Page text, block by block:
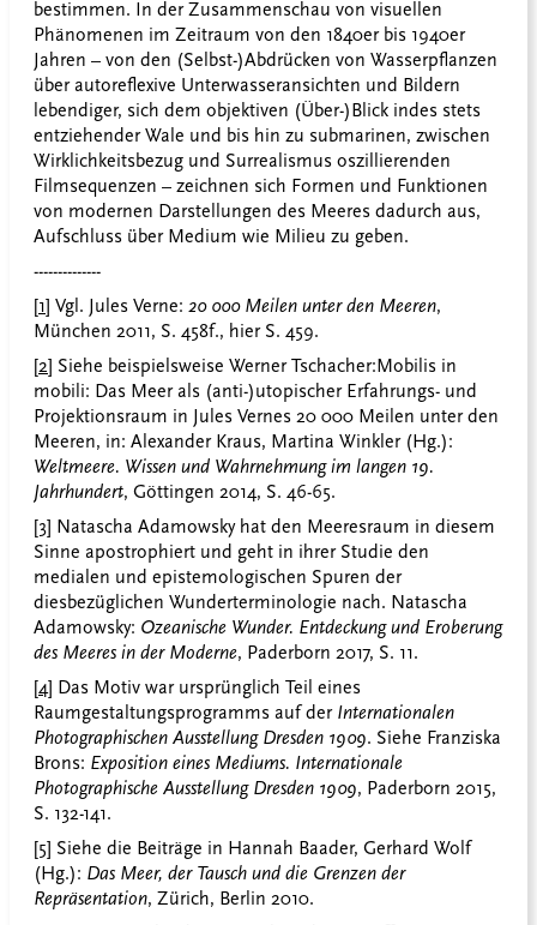
bestimmen. In der Zusammenschau von visuellen
Phänomenen im Zeitraum von den 1840er bis 1940er
Jahren – von den (Selbst-)Abdrücken von Wasserpflanzen
über autoreflexive Unterwasseransichten und Bildern
lebendiger, sich dem objektiven (Über-)Blick indes stets
entziehender Wale und bis hin zu submarinen, zwischen
Wirklichkeitsbezug und Surrealismus oszillierenden
Filmsequenzen – zeichnen sich Formen und Funktionen
von modernen Darstellungen des Meeres dadurch aus,
Aufschluss über Medium wie Milieu zu geben.
--------------
[1] Vgl. Jules Verne: 20 000 Meilen unter den Meeren,
München 2011, S. 458f., hier S. 459.
[2] Siehe beispielsweise Werner Tschacher: Mobilis in
mobili: Das Meer als (anti-)utopischer Erfahrungs- und
Projektionsraum in Jules Vernes 20 000 Meilen unter den
Meeren, in: Alexander Kraus, Martina Winkler (Hg.):
Weltmeere. Wissen und Wahrnehmung im langen 19.
Jahrhundert, Göttingen 2014, S. 46-65.
[3] Natascha Adamowsky hat den Meeresraum in diesem
Sinne apostrophiert und geht in ihrer Studie den
medialen und epistemologischen Spuren der
diesbezüglichen Wunderterminologie nach. Natascha
Adamowsky: Ozeanische Wunder. Entdeckung und Eroberung
des Meeres in der Moderne, Paderborn 2017, S. 11.
[4] Das Motiv war ursprünglich Teil eines
Raumgestaltungsprogramms auf der Internationalen
Photographischen Ausstellung Dresden 1909. Siehe Franziska
Brons: Exposition eines Mediums. Internationale
Photographische Ausstellung Dresden 1909, Paderborn 2015,
S. 132-141.
[5] Siehe die Beiträge in Hannah Baader, Gerhard Wolf
(Hg.): Das Meer, der Tausch und die Grenzen der
Repräsentation, Zürich, Berlin 2010.